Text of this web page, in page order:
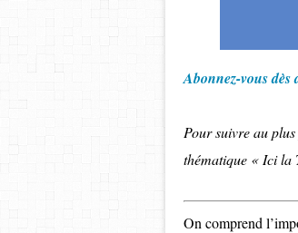
Abonnez-vous
Pour suivre au
thématique « Ici la
On comprend